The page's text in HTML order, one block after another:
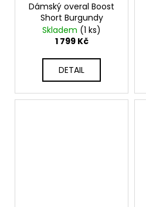
Dámský overal Boost
Short Burgundy
Skladem (1 ks)
1 799 Kč
DETAIL